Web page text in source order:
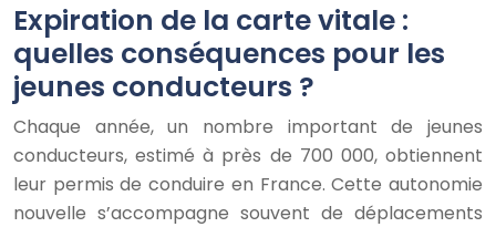
Expiration de la carte vitale :
quelles conséquences pour les
jeunes conducteurs ?
Chaque année, un nombre important de jeunes
conducteurs, estimé à près de 700 000, obtiennent
leur permis de conduire en France. Cette autonomie
nouvelle s’accompagne souvent de déplacements